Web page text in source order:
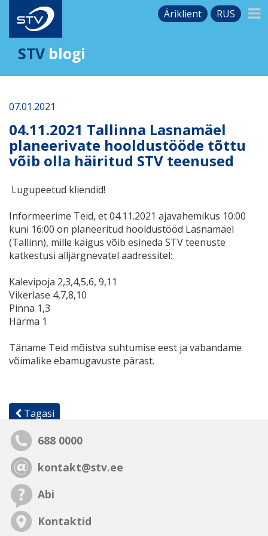
Äriklient RUS
STV blogi
07.01.2021
04.11.2021 Tallinna Lasnamäel
planeerivate hooldustööde tõttu
võib olla häiritud STV teenused
Lugupeetud kliendid!
Informeerime Teid, et 04.11.2021 ajavahemikus 10:00
kuni 16:00 on planeeritud hooldustööd Lasnаmäel
(Tallinn), mille käigus võib esineda STV teenuste
katkestusi alljärgnevatel aadressitel:
​Kalevipoja 2,3,4,5,6, 9,11
Vikerlase 4,7,8,10
Pinna 1,3
Härma 1
Täname Teid mõistva suhtumise eest ja vabandame
võimalike ebamugavuste pärast.
Tagasi
688 0000
kontakt@stv.ee
Abi
Kontaktid